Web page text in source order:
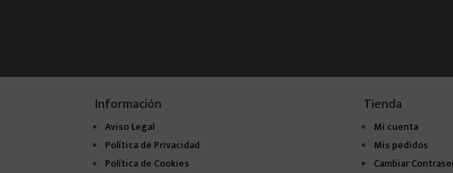
Información
Aviso Legal
Política de Privacidad
Política de Cookies
Tienda
Mi cuenta
Mis pedidos
Cambiar